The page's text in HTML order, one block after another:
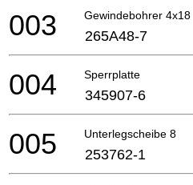
Gewindebohrer 4x18
003 265A48-7
Sperrplatte
004 345907-6
Unterlegscheibe 8
005 253762-1